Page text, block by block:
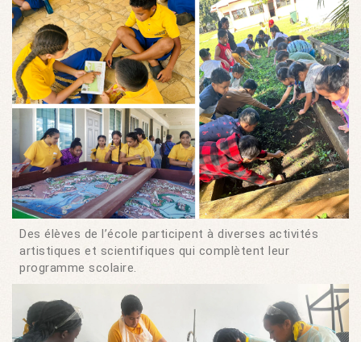
Des élèves de l’école participent à diverses activités
artistiques et scientifiques qui complètent leur
programme scolaire.